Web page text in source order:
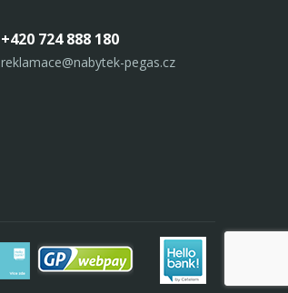
+420 724 888 180
reklamace@nabytek-pegas.cz